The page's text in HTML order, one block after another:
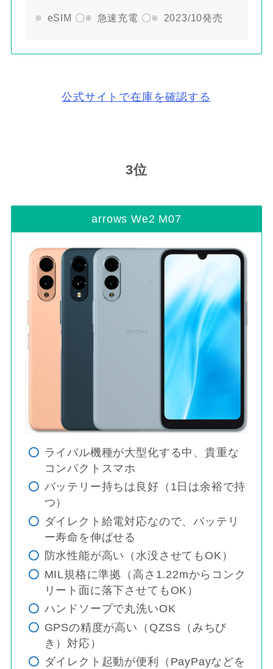
eSIM 〇 急速充電 〇 2023/10発売
公式サイトで在庫を確認する
3位
arrows We2 M07
ライバル機種が大型化する中、貴重な
コンパクトスマホ
バッテリー持ちは良好（1日は余裕で持
つ）
ダイレクト給電対応なので、バッテリ
ー寿命を伸ばせる
防水性能が高い（水没させてもOK）
MIL規格に準拠（高さ1.22mからコンク
リート面に落下させてもOK）
ハンドソープで丸洗いOK
GPSの精度が高い（QZSS（みちび
き）対応）
ダイレクト起動が便利（PayPayなどを